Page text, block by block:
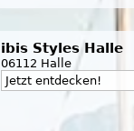
ibis Styles Halle
06112 Halle
Jetzt entdecken!